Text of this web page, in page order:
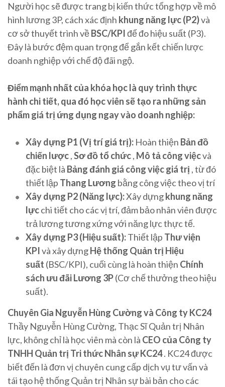
Người học sẽ được trang bị kiến ​​thức tổng hợp về mô
hình lương 3P, cách xác định khung năng lực (P2)và
cơ sở thuyết trình vềBSC/KPIđể đo hiệu suất (P3).
Đây là bước đệm quan trọng để gắn kết chiến lược
doanh nghiệp với chế độ đãi ngộ.
Điểm mạnh nhất của khóa học là quy trình thực
hành chi tiết, qua đó học viên sẽ tạo ra những sản
phẩm giá trị ứng dụng ngay vào doanh nghiệp:
Xây dựng P1 (Vị trí giá trị): Hoàn thiện Bản đồ
chiến lược,Sơ đồ tổ chức, Mô tả công việcvà
đặc biệt là Bảng đánh giá công việc giá trị , từ đó
thiết lập Thang Lương bằng công việc theo vị trí
Xây dựng P2 (Năng lực):Xây dựngkhung năng
lựcchi tiết cho các vị trí, đảm bảo nhân viên được
trả lương tương xứng với năng lực thực tế.
Xây dựng P3 (Hiệu suất):Thiết lập Thư viện
KPIvà xây dựngHệ thống Quản trị Hiệu
suất (BSC/KPI), cuối cùng là hoàn thiện Chính
sách ưu đãi Lương 3P(Cơ chế thưởng theo hiệu
suất).
Chuyên Gia Nguyễn Hùng Cường và Công ty KC24
Thầy Nguyễn Hùng Cường, Thạc Sĩ Quản trị Nhân
lực, không chỉ là học viên mà còn là CEO của Công ty
TNHH Quản trị Tri thức Nhân sự KC24. KC24 được
biết đến là đơn vị chuyên cung cấp dịch vụ tư vấn và
tái tạo hệ thống Quản trị Nhân sự bài bản cho các